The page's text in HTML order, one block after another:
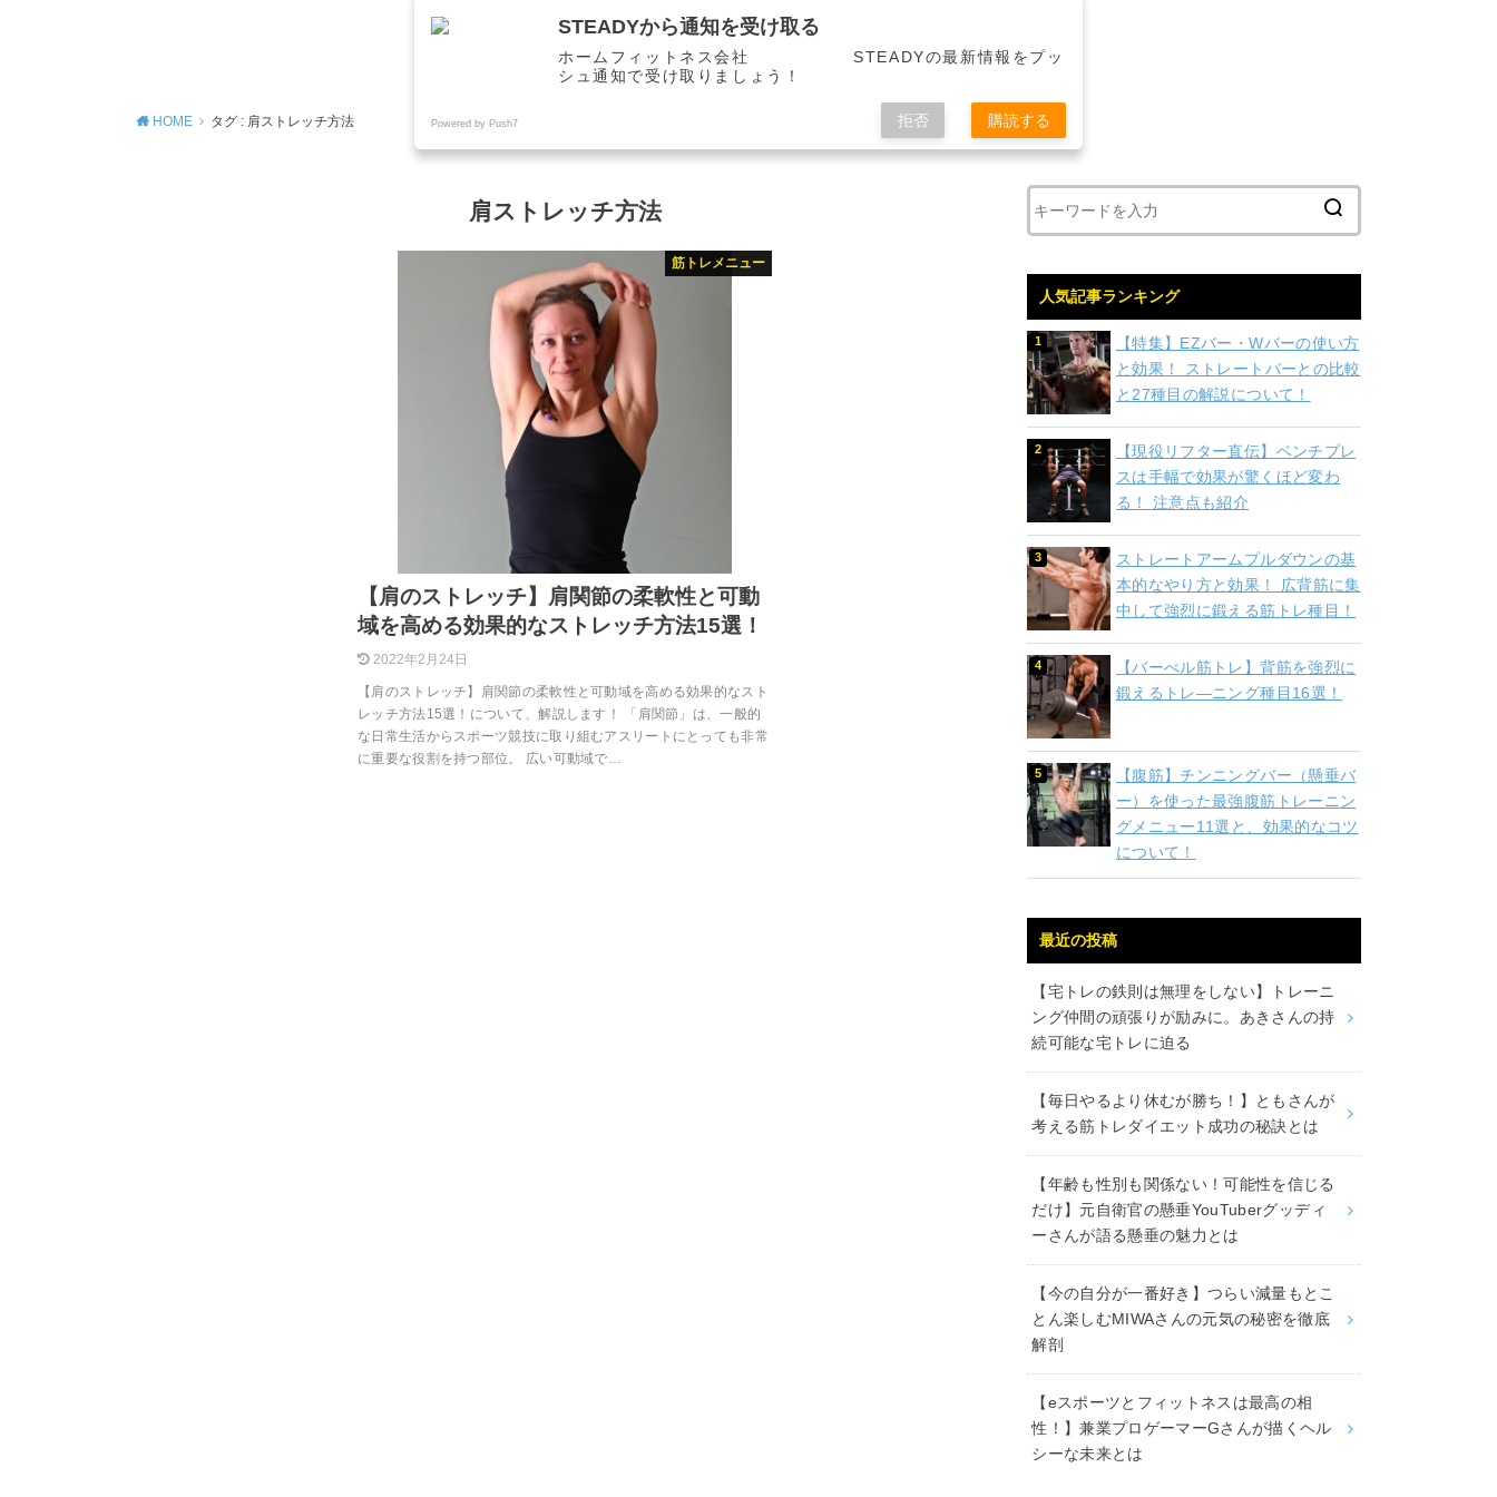
HOME タグ : 肩ストレッチ方法
肩ストレッチ方法
筋トレメニュー
【肩のストレッチ】肩関節の柔軟性と可動
域を高める効果的なストレッチ方法15選！
2022年2月24日
【肩のストレッチ】肩関節の柔軟性と可動域を高める効果的なスト
レッチ方法15選！について、解説します！ 「肩関節」は、一般的
な日常生活からスポーツ競技に取り組むアスリートにとっても非常
に重要な役割を持つ部位。 広い可動域で…
人気記事ランキング
【特集】EZバー・Wバーの使い方
と効果！ ストレートバーとの比較
と27種目の解説について！
【現役リフター直伝】ベンチプレ
スは手幅で効果が驚くほど変わ
る！ 注意点も紹介
ストレートアームプルダウンの基
本的なやり方と効果！ 広背筋に集
中して強烈に鍛える筋トレ種目！
【バーべル筋トレ】背筋を強烈に
鍛えるトレ―ニング種目16選！
【腹筋】チンニングバー（懸垂バ
ー）を使った最強腹筋トレーニン
グメニュー11選と、効果的なコツ
について！
最近の投稿
【宅トレの鉄則は無理をしない】トレーニ
ング仲間の頑張りが励みに。あきさんの持
続可能な宅トレに迫る
【毎日やるより休むが勝ち！】ともさんが
考える筋トレダイエット成功の秘訣とは
【年齢も性別も関係ない！可能性を信じる
だけ】元自衛官の懸垂YouTuberグッディ
ーさんが語る懸垂の魅力とは
【今の自分が一番好き】つらい減量もとこ
とん楽しむMIWAさんの元気の秘密を徹底
解剖
【eスポーツとフィットネスは最高の相
性！】兼業プロゲーマーGさんが描くヘル
シーな未来とは
STEADYから通知を受け取る
ホームフィットネス会社 STEADYの最新情報をプッ
シュ通知で受け取りましょう！
Powered by Push7 拒否 購読する